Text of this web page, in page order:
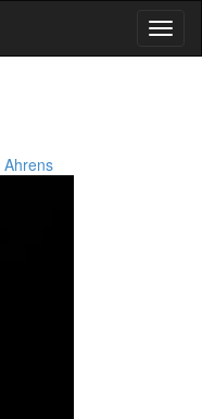
Ahrens